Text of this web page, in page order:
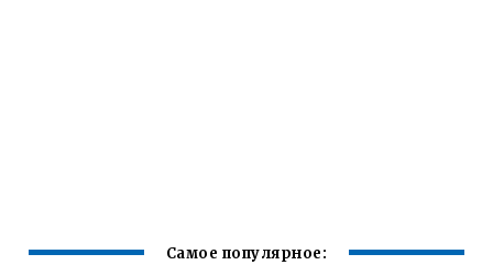
Самое популярное: